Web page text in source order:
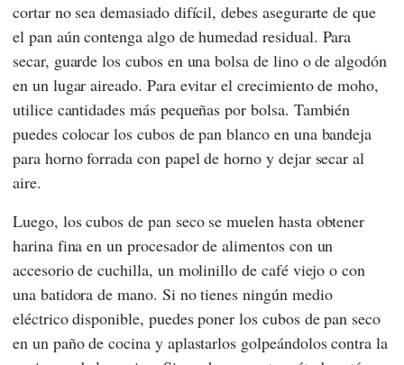
cortar no sea demasiado difícil, debes asegurarte de que
el pan aún contenga algo de humedad residual. Para
secar, guarde los cubos en una bolsa de lino o de algodón
en un lugar aireado. Para evitar el crecimiento de moho,
utilice cantidades más pequeñas por bolsa. También
puedes colocar los cubos de pan blanco en una bandeja
para horno forrada con papel de horno y dejar secar al
aire.
Luego, los cubos de pan seco se muelen hasta obtener
harina fina en un procesador de alimentos con un
accesorio de cuchilla, un molinillo de café viejo o con
una batidora de mano. Si no tienes ningún medio
eléctrico disponible, puedes poner los cubos de pan seco
en un paño de cocina y aplastarlos golpeándolos contra la